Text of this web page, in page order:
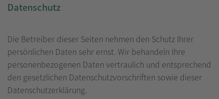
Datenschutz
Die Betreiber dieser Seiten nehmen den Schutz Ihrer
persönlichen Daten sehr ernst. Wir behandeln Ihre
personenbezogenen Daten vertraulich und entsprechend
den gesetzlichen Datenschutzvorschriften sowie dieser
Datenschutzerklärung.